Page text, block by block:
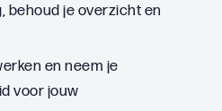
behoud je overzicht en
en neem je
voor jouw